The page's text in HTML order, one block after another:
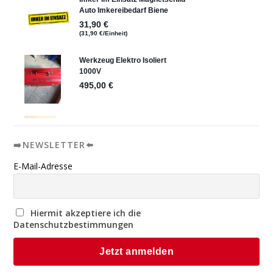
➡️NEWSLETTER⬅️
E-Mail-Adresse
Hiermit akzeptiere ich die
Datenschutzbestimmungen